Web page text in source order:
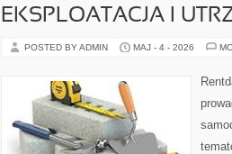
EKSPLOATACJA I
POSTED BY ADMIN MAJ - 4 - 2026